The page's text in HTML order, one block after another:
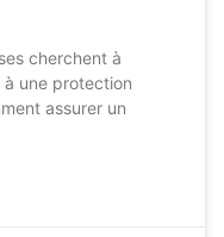
cherchent à
à une protection
assurer un